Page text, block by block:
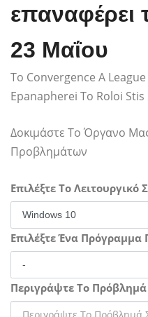
επαναφέρει
23 Μαΐου
To Convergence A
Epanapherei To Roloi
Δοκιμάστε Το Όργανο
Προβλημάτων
Επιλέξτε Το Λειτουργικό
Επιλέξτε Ένα Πρόγραμμα
Περιγράψτε Το Πρόβλημά